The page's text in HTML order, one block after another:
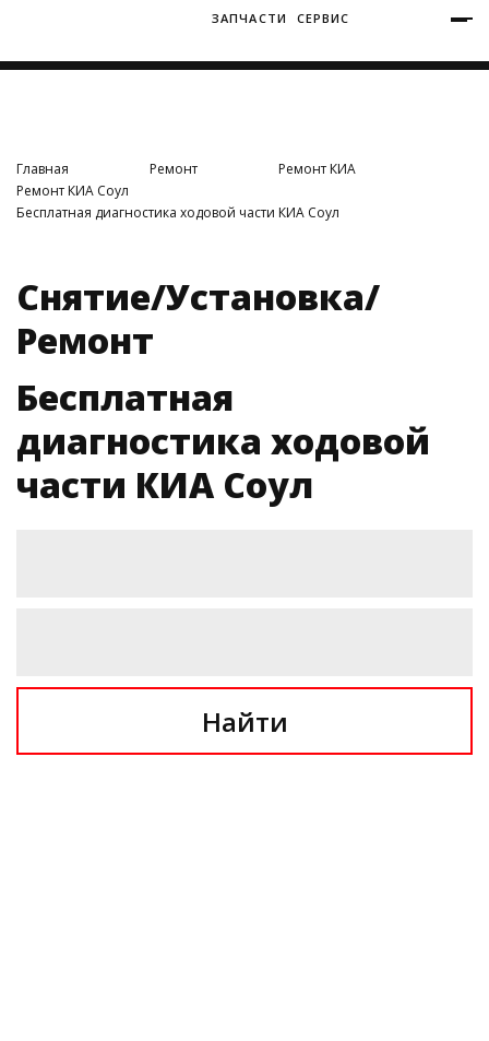
ЗАПЧАСТИ СЕРВИС
Главная Ремонт
Ремонт КИА
Ремонт КИА Соул
Бесплатная диагностика ходовой части КИА Соул
Снятие/Установка/
Ремонт
Бесплатная
диагностика ходовой
части КИА Соул
Найти